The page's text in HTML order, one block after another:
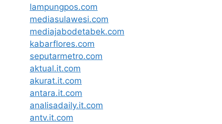
lampungpos.com
mediasulawesi.com
mediajabodetabek.com
kabarflores.com
seputarmetro.com
aktual.it.com
akurat.it.com
antara.it.com
analisadaily.it.com
antv.it.com